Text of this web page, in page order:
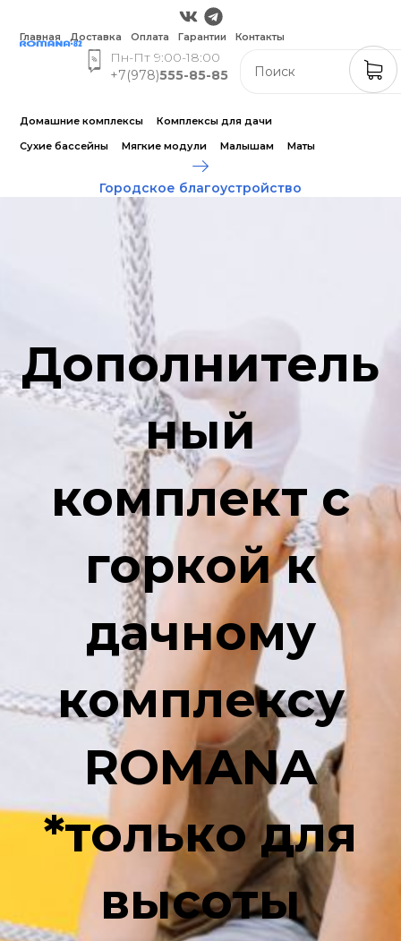
Главная Доставка Оплата Гарантии Контакты
Пн-Пт 9:00-18:00
+7(978)555-85-85
Домашние комплексы
Комплексы для дачи
Сухие бассейны
Мягкие модули Малышам Маты
Городское благоустройство
Дополнитель
ный
комплект с
горкой к
дачному
комплексу
ROMANA
*только для
высоты